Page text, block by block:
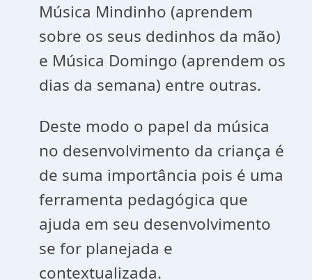
Música Mindinho (aprendem
sobre os seus dedinhos da mão)
e Música Domingo (aprendem os
dias da semana) entre outras.
Deste modo o papel da música
no desenvolvimento da criança é
de suma importância pois é uma
ferramenta pedagógica que
ajuda em seu desenvolvimento
se for planejada e
contextualizada.